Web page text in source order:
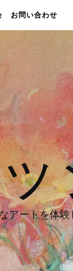
お問い合わせ
アートを体